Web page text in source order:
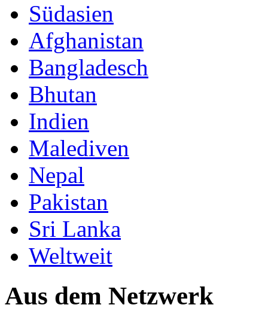
Südasien
Afghanistan
Bangladesch
Bhutan
Indien
Malediven
Nepal
Pakistan
Sri Lanka
Weltweit
Aus dem Netzwerk